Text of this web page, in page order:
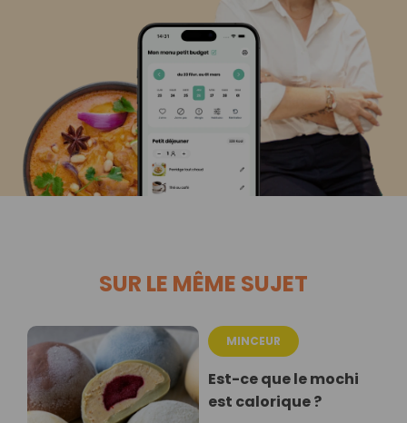
SUR LE MÊME SUJET
MINCEUR
Est-ce que le mochi
est calorique ?